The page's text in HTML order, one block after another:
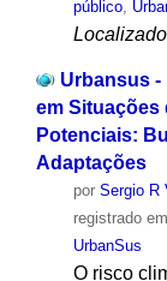
público,
Urbansus -
em Situações
Potenciais:
Adaptações
por Sergio R
registrado
UrbanSus
O risco